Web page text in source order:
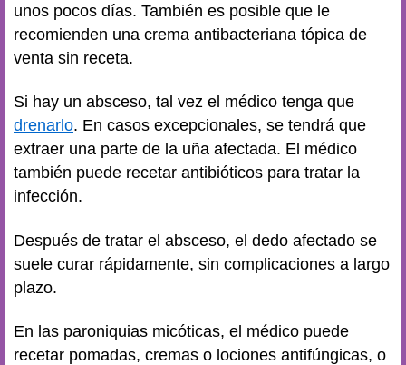
unos pocos días. También es posible que le
recomienden una crema antibacteriana tópica de
venta sin receta.
Si hay un absceso, tal vez el médico tenga que
drenarlo. En casos excepcionales, se tendrá que
extraer una parte de la uña afectada. El médico
también puede recetar antibióticos para tratar la
infección.
Después de tratar el absceso, el dedo afectado se
suele curar rápidamente, sin complicaciones a largo
plazo.
En las paroniquias micóticas, el médico puede
recetar pomadas, cremas o lociones antifúngicas, o